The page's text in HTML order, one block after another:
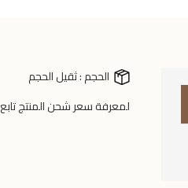
الحجم :ثقيل الحجم
لمعرفة سعر شحن المنتج